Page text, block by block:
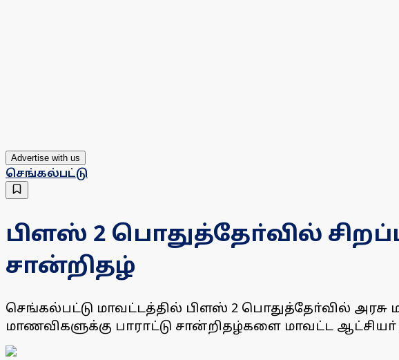
Advertise with us
செங்கல்பட்டு
பிளஸ் 2 பொதுத்தோ்வில்
சான்றிதழ்
செங்கல்பட்டு மாவட்டத்தில் பிளஸ் 2 பொதுத்தோ்வில்
மாணவிகளுக்கு பாராட்டு சான்றிதழ்களை மாவட்ட